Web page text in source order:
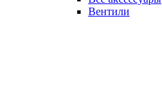
Вентили